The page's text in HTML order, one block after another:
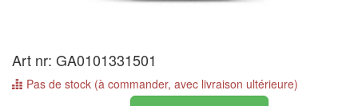
Art nr: GA0101331501
Pas de stock (à commander, avec livraison ultérieure)